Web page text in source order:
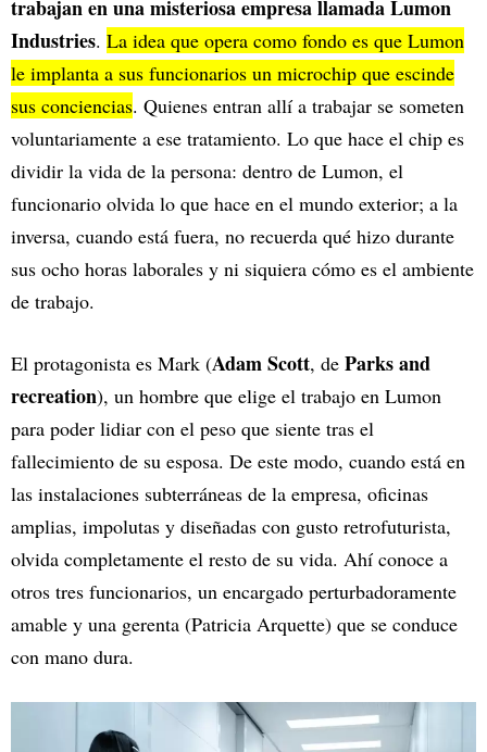
trabajan en una misteriosa empresa llamada Lumon
Industries. La idea que opera como fondo es que Lumon
le implanta a sus funcionarios un microchip que escinde
sus conciencias. Quienes entran allí a trabajar se someten
voluntariamente a ese tratamiento. Lo que hace el chip es
dividir la vida de la persona: dentro de Lumon, el
funcionario olvida lo que hace en el mundo exterior; a la
inversa, cuando está fuera, no recuerda qué hizo durante
sus ocho horas laborales y ni siquiera cómo es el ambiente
de trabajo.
El protagonista es Mark (Adam Scott, de Parks and
recreation), un hombre que elige el trabajo en Lumon
para poder lidiar con el peso que siente tras el
fallecimiento de su esposa. De este modo, cuando está en
las instalaciones subterráneas de la empresa, oficinas
amplias, impolutas y diseñadas con gusto retrofuturista,
olvida completamente el resto de su vida. Ahí conoce a
otros tres funcionarios, un encargado perturbadoramente
amable y una gerenta (Patricia Arquette) que se conduce
con mano dura.